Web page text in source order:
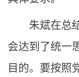
朱斌在总
会达到了统一
目的。要按照